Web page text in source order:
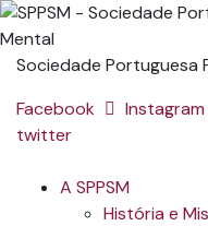
Sociedade Portuguesa
Facebook
Instagram
twitter
A SPPSM
História e